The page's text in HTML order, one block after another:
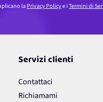
laPrivacy Policye iTermini di
Servizi clienti
Contattaci
Richiamami